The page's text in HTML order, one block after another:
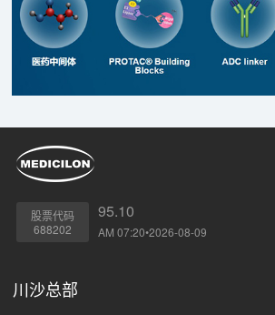
股票代码
688202
95.10
AM 07:20•2026-08-09
川沙总部